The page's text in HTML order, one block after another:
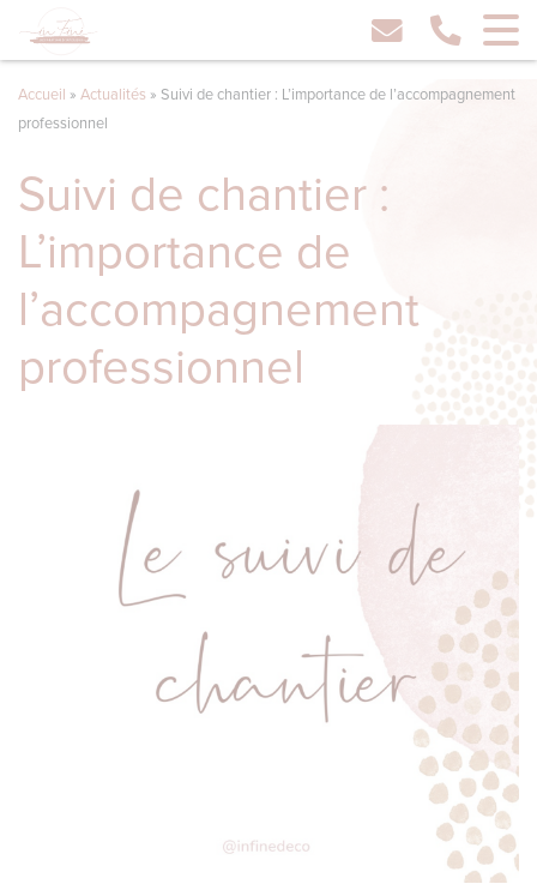
Accueil » Actualités » Suivi de chantier : L’importance de l’accompagnement
professionnel
Suivi de chantier :
L’importance de
l’accompagnement
professionnel